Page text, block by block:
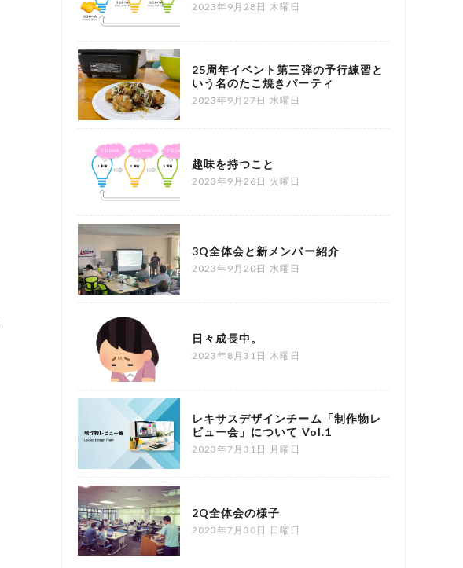
2023年9月28日 木曜日
25周年イベント第三弾の予行練習と
いう名のたこ焼きパーティ
2023年9月27日 水曜日
趣味を持つこと
2023年9月26日 火曜日
3Q全体会と新メンバー紹介
2023年9月20日 水曜日
日々成長中。
2023年8月31日 木曜日
レキサスデザインチーム「制作物レ
ビュー会」について Vol.1
2023年7月31日 月曜日
2Q全体会の様子
2023年7月30日 日曜日